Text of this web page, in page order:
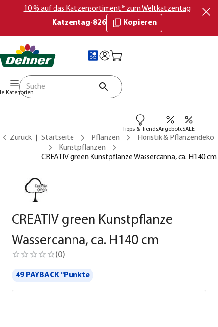
10 % auf das Katzensortiment* zum Weltkatzentag
Katzentag-826
Kopieren
Kategorien
Tipps & TrendsAngeboteSALE
Zurück Startseite Pflanzen
Floristik & Pflanzendeko
Kunstpflanzen
CREATIV green Kunstpflanze Wassercanna, ca. H140 cm
CREATIV green Kunstpflanze
Wassercanna, ca. H140 cm
(0)
49 PAYBACK °Punkte